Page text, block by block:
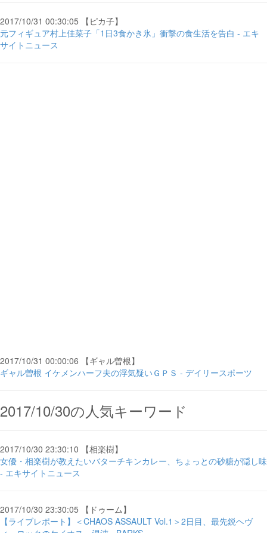
2017/10/31 00:30:05 【ピカ子】
元フィギュア村上佳菜子「1日3食かき氷」衝撃の食生活を告白 - エキ
サイトニュース
2017/10/31 00:00:06 【ギャル曽根】
ギャル曽根 イケメンハーフ夫の浮気疑いＧＰＳ - デイリースポーツ
2017/10/30の人気キーワード
2017/10/30 23:30:10 【相楽樹】
女優・相楽樹が教えたいバターチキンカレー、ちょっとの砂糖が隠し味
- エキサイトニュース
2017/10/30 23:30:05 【ドゥーム】
【ライブレポート】＜CHAOS ASSAULT Vol.1＞2日目、最先鋭ヘヴ